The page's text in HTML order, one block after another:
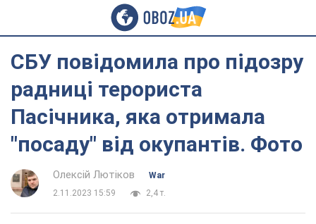
СБУ повідомила про підозру
радниці терориста
Пасічника, яка отримала
"посаду" від окупантів. Фото
Олексій Лютіков
War
2.11.2023 15:59
2,4 т.